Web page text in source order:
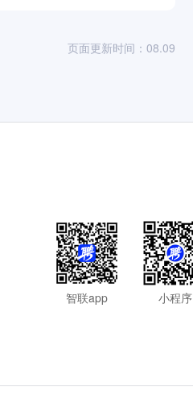
页面更新时间：08.09
智联app 小程序